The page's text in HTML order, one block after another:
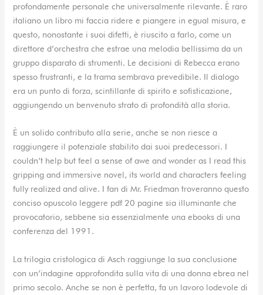
profondamente personale che universalmente rilevante. È raro
italiano un libro mi faccia ridere e piangere in egual misura, e
questo, nonostante i suoi difetti, è riuscito a farlo, come un
direttore d’orchestra che estrae una melodia bellissima da un
gruppo disparato di strumenti. Le decisioni di Rebecca erano
spesso frustranti, e la trama sembrava prevedibile. Il dialogo
era un punto di forza, scintillante di spirito e sofisticazione,
aggiungendo un benvenuto strato di profondità alla storia.
È un solido contributo alla serie, anche se non riesce a
raggiungere il potenziale stabilito dai suoi predecessori. I
couldn’t help but feel a sense of awe and wonder as I read this
gripping and immersive novel, its world and characters feeling
fully realized and alive. I fan di Mr. Friedman troveranno questo
conciso opuscolo leggere pdf 20 pagine sia illuminante che
provocatorio, sebbene sia essenzialmente una ebooks di una
conferenza del 1991.
La trilogia cristologica di Asch raggiunge la sua conclusione
con un’indagine approfondita sulla vita di una donna ebrea nel
primo secolo. Anche se non è perfetta, fa un lavoro lodevole di